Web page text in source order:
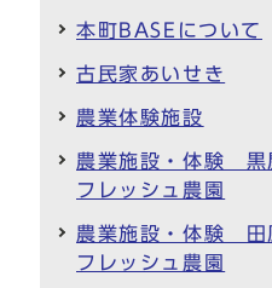
本町BASEについて
古民家あいせき
農業体験施設
農業施設・体験 黒
フレッシュ農園
農業施設・体験 田
フレッシュ農園